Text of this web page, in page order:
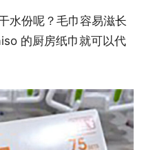
水份呢？毛巾容易滋长
的厨房纸巾就可以代